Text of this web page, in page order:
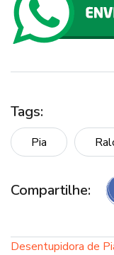
Tags:
Pia
Compartilhe:
Desentupidora de